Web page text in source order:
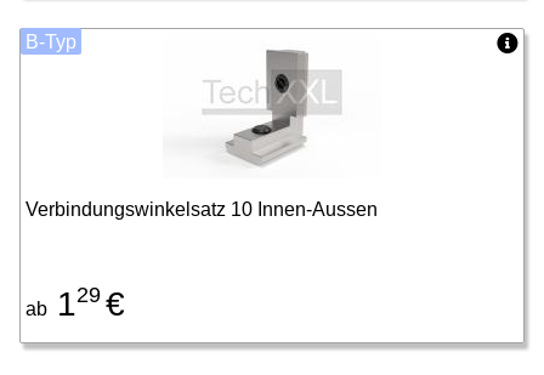
Verbindungswinkelsatz 10 Innen-Aussen
ab 129 €
B-Typ